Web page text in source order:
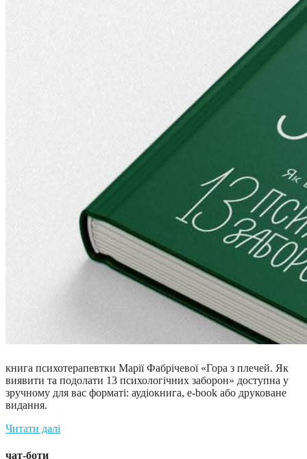
книга психотерапевтки Марії Фабрічевої «Гора з плечей. Як
виявити та подолати 13 психологічних заборон» доступна у
зручному для вас форматі: аудіокнига, e-book або друковане
видання.
Читати далі
чат-боти